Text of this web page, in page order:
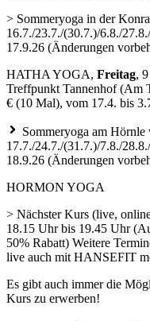
> Sommeryoga in der
16.7./23.7./(30.7.)/6.8./
17.9.26 (Änderungen
HATHA YOGA, Freitag,
Treffpunkt Tannenhof (Am
€ (10 Mal), vom 17.4. bis
Sommeryoga am Hörnle
17.7./24.7./(31.7.)/7.8./
18.9.26 (Änderungen
HORMON YOGA
> Nächster Kurs (live,
18.15 Uhr bis 19.45 Uhr
50% Rabatt) Weitere
live auch mit HANSEFIT
Es gibt auch immer die
Kurs zu erwerben!